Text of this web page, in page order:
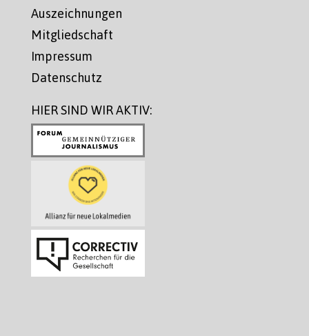
Auszeichnungen
Mitgliedschaft
Impressum
Datenschutz
HIER SIND WIR AKTIV: